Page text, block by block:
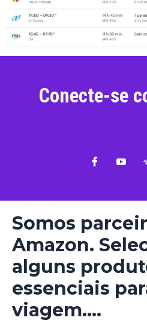
Conecte-se
Somos
Amazon.
alguns
essenciais
viagem....